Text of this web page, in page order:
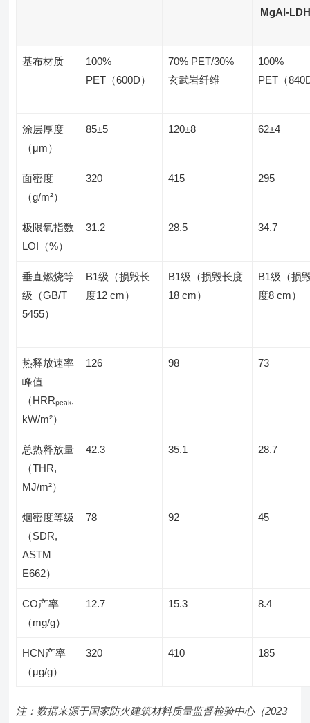
MgAl-
基布材质
100%
PET（600D）
70% PET/30%
玄武岩纤维
100%
PET（
涂层厚度
（μm）
85±5 120±8 62±4
面密度
（g/m²）
320 415 295
极限氧指数
LOI（%）
31.2 28.5 34.7
垂直燃烧等
级（GB/T
5455）
B1级（损毁长
度12 cm）
B1级（损毁长度
18 cm）
B1级（损
度8 cm）
热释放速率
峰值
（HRRₚₑₐₖ,
kW/m²）
126 98 73
总热释放量
（THR,
MJ/m²）
42.3 35.1 28.7
烟密度等级
（SDR,
ASTM
E662）
78 92 45
CO产率
（mg/g）
12.7 15.3 8.4
HCN产率
（μg/g）
320 410 185
注：数据来源于国家防火建筑材料质量监督检验中心（2023